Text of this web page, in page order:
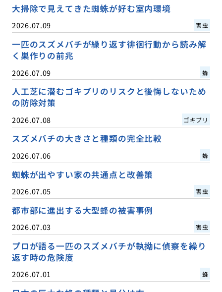
大掃除で見えてきた蜘蛛が好む室内環境
2026.07.09 害虫
一匹のスズメバチが繰り返す徘徊行動から読み解
く巣作りの前兆
2026.07.09 蜂
人工芝に潜むゴキブリのリスクと後悔しないため
の防除対策
2026.07.08 ゴキブリ
スズメバチの大きさと種類の完全比較
2026.07.06 蜂
蜘蛛が出やすい家の共通点と改善策
2026.07.05 害虫
都市部に進出する大型蜂の被害事例
2026.07.03 害虫
プロが語る一匹のスズメバチが執拗に偵察を繰り
返す時の危険度
2026.07.01 蜂